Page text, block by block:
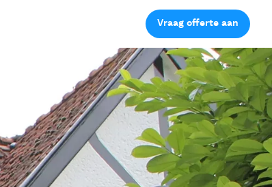
Vraag offerte aan